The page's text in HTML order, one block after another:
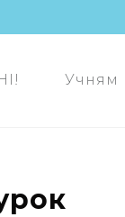
Учням